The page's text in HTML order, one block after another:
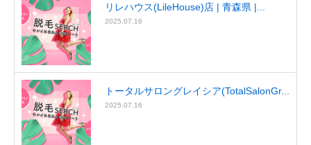
リレハウス(LileHouse)店 | 青森県 |...
2025.07.16
トータルサロングレイシア(TotalSalonGr...
2025.07.16